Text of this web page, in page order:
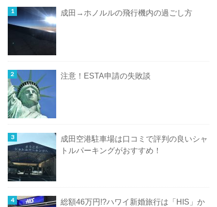
成田→ホノルルの飛行機内の過ごし方
注意！ESTA申請の失敗談
成田空港駐車場は口コミで評判の良いシャ
トルパーキングがおすすめ！
総額46万円!?ハワイ新婚旅行は「HIS」か